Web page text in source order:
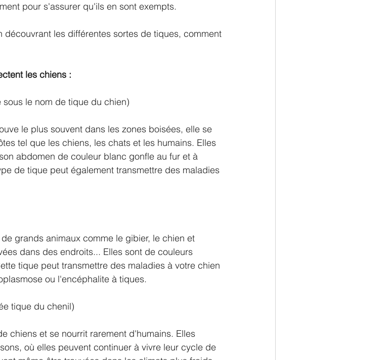
pour s'assurer qu'ils en sont exempts.
découvrant les différentes sortes de tiques, comment
les chiens :
le nom de tique du chien)
le plus souvent dans les zones boisées, elle se
tel que les chiens, les chats et les humains. Elles
abdomen de couleur blanc gonfle au fur et à
de tique peut également transmettre des maladies
grands animaux comme le gibier, le chien et
dans des endroits... Elles sont de couleurs
tique peut transmettre des maladies à votre chien
ou l'encéphalite à tiques.
tique du chenil)
chiens et se nourrit rarement d'humains. Elles
où elles peuvent continuer à vivre leur cycle de